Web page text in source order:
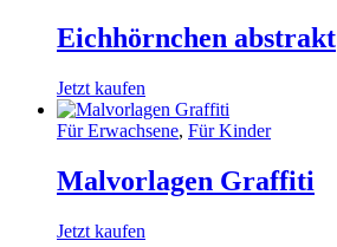
Eichhörnchen abstrakt
Jetzt kaufen
Für Erwachsene, Für Kinder
Malvorlagen Graffiti
Jetzt kaufen